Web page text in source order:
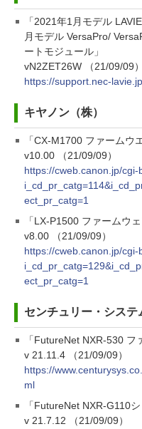
「2021年1月モデル
月モデル VersaPro/
ートモジュール」
vN2ZET26W （21/09/09）
https://support.nec-
キヤノン（株）
「CX-M1700 ファームウ
v10.00 （21/09/09）
https://cweb.canon.jp/
ect_pr_catg=1
「LX-P1500 ファームウ
v8.00 （21/09/09）
https://cweb.canon.jp/
ect_pr_catg=1
センチュリー・システ
「FutureNet NXR-530 フ
v 21.11.4 （21/09/09）
https://
ml
「FutureNet NXR-G110
v 21.7.12 （21/09/09）